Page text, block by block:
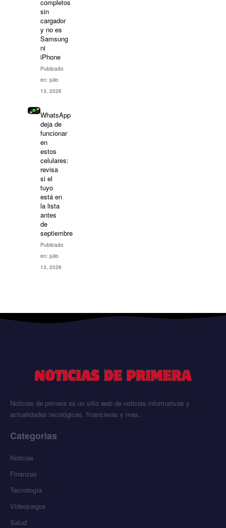
completos
sin
cargador
y no es
Samsung
ni
iPhone
Publicado
en: julio
13, 2026
WhatsApp
deja de
funcionar
en
estos
celulares:
revisa
si el
tuyo
está en
la lista
antes
de
septiembre
Publicado
en: julio
13, 2026
Noticias de primera es un sitio web de noticias informativas y
actualidades tecológicas, financieras y mas..
Categorias
Noticias
Finanzas
Tecnología
Videojuegos
Salud